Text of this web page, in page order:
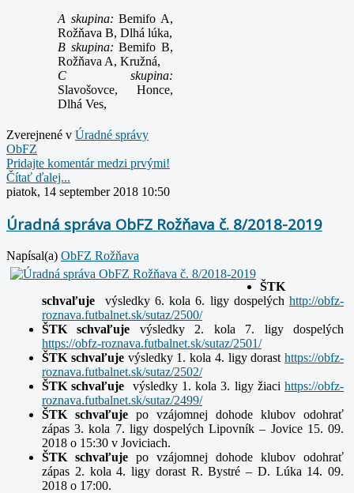
A skupina: Bemifo A,
Rožňava B, Dlhá lúka,
B skupina: Bemifo B,
Rožňava A, Kružná,
C skupina:
Slavošovce, Honce,
Dlhá Ves,
Zverejnené v Úradné správy
ObFZ
Pridajte komentár medzi prvými!
Čítať ďalej...
piatok, 14 september 2018 10:50
Úradná správa ObFZ Rožňava č. 8/2018-2019
Napísal(a) ObFZ Rožňava
ŠTK
schvaľuje
výsledky 6. kola 6. ligy dospelých http://obfz-
roznava.futbalnet.sk/sutaz/2500/
ŠTK schvaľuje výsledky 2. kola 7. ligy dospelých
https://obfz-roznava.futbalnet.sk/sutaz/2501/
ŠTK schvaľujevýsledky 1. kola 4. ligy dorast https://obfz-
roznava.futbalnet.sk/sutaz/2502/
ŠTK schvaľuje
výsledky 1. kola 3. ligy žiacihttps://obfz-
roznava.futbalnet.sk/sutaz/2499/
ŠTK schvaľuje po vzájomnej dohode klubov odohrať
zápas 3. kola 7. ligy dospelých Lipovník – Jovice 15. 09.
2018 o 15:30 v Joviciach.
ŠTK schvaľuje po vzájomnej dohode klubov odohrať
zápas 2. kola 4. ligy dorast R. Bystré – D. Lúka 14. 09.
2018 o 17:00.